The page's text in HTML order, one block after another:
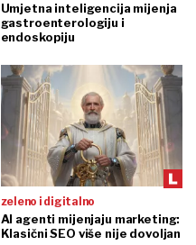
Umjetna inteligencija mijenja
gastroenterologiju i
endoskopiju
zeleno i digitalno
AI agenti mijenjaju marketing:
Klasični SEO više nije dovoljan